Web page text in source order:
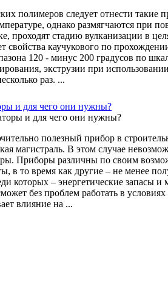
полимеров следует отнести
однако размягчаются при
проходят стадию вулканизации в
свойства каучукового по
120 - минус 200 градусов по
экструзии при
раз. ...
и для чего они нужны?
полезный прибор в
магистраль. В этом случае
Приборы различны по своим
в то время как другие – не менее
которых – энергетические запасы
без проблем работать в
влияние на ...